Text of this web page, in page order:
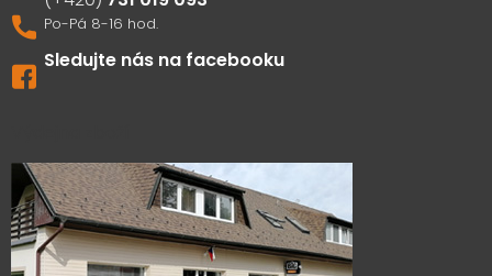
Sledujte nás na facebooku